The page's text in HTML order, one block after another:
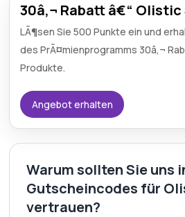
30â‚¬ Rabatt â€“
LÃ¶sen Sie 500 Punkte ein und
des PrÃ¤mienprogramms 30â‚¬
Produkte.
Angebot erhalten
Warum sollten Sie uns
Gutscheincodes für
vertrauen?